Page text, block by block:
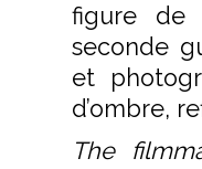
figure de
seconde
et
d’ombre,
The